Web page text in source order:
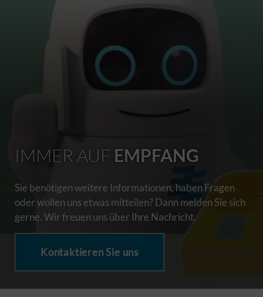
IMMER AUF EMPFANG
Sie benötigen weitere Informationen, haben Fragen
oder wollen uns etwas mitteilen? Dann melden Sie sich
gerne. Wir freuen uns über Ihre Nachricht.
Kontaktieren Sie uns